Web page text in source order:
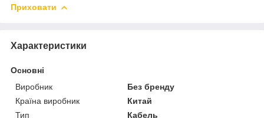
Приховати
Характеристики
Основні
Виробник
Без бренду
Країна виробник
Китай
Тип
Кабель